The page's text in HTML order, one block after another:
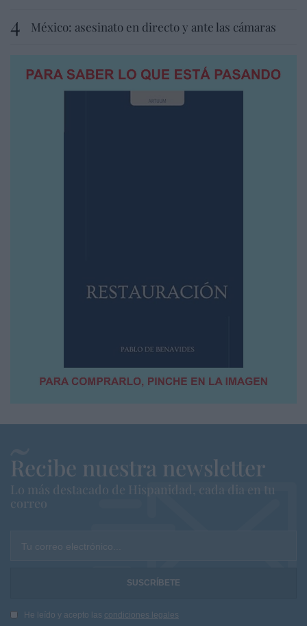
México: asesinato en directo y ante las cámaras
Recibe nuestra newsletter
Lo más destacado de Hispanidad, cada dia en tu
correo
Tu correo electrónico...
He leído y acepto las condiciones legales